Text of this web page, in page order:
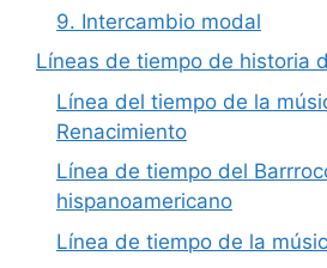
9. Intercambio modal
Líneas de tiempo de historia
Línea del tiempo de la
Renacimiento
Línea de tiempo del
hispanoamericano
Línea de tiempo de la